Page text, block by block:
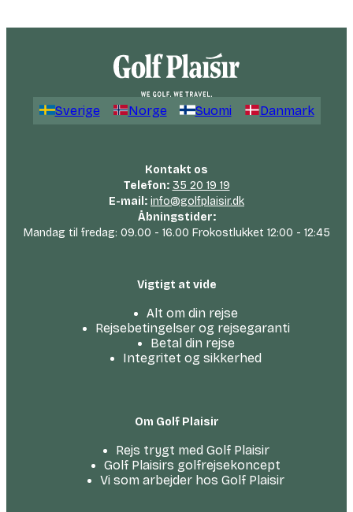
Sverige Norge Suomi Danmark
Kontakt os
Telefon: 35 20 19 19
E-mail: info@golfplaisir.dk
Åbningstider:
Mandag til fredag: 09.00 - 16.00 Frokostlukket 12:00 - 12:45
Vigtigt at vide
Alt om din rejse
Rejsebetingelser og rejsegaranti
Betal din rejse
Integritet og sikkerhed
Om Golf Plaisir
Rejs trygt med Golf Plaisir
Golf Plaisirs golfrejsekoncept
Vi som arbejder hos Golf Plaisir